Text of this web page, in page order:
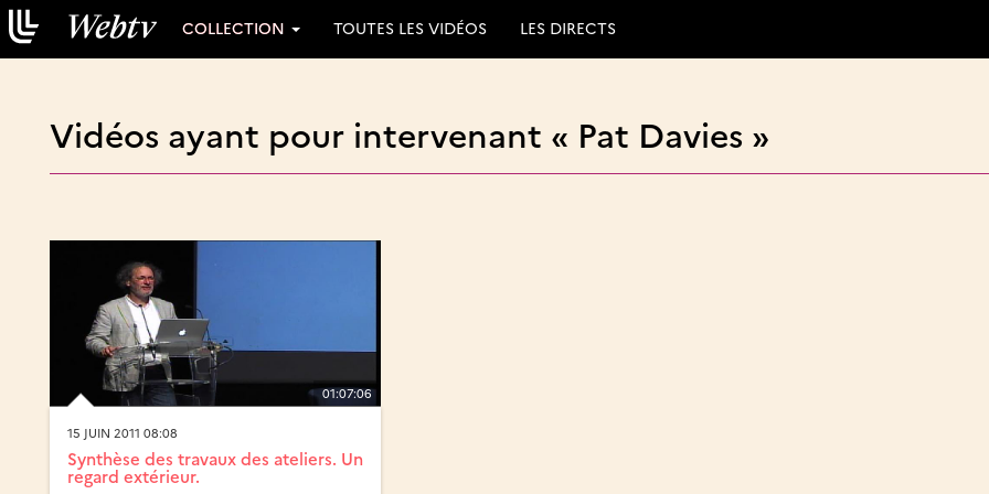
COLLECTION TOUTES LES VIDÉOS LES DIRECTS
Vidéos ayant pour intervenant « Pat Davies »
01:07:06
15 JUIN 2011 08:08
Synthèse des travaux des ateliers. Un
regard extérieur.